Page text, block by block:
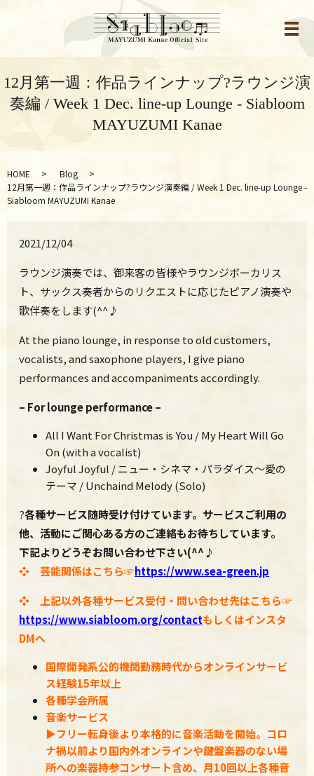
メ
12月第一週：作品ラインナップ?ラウンジ演
奏編 / Week 1 Dec. line-up Lounge - Siabloom
MAYUZUMI Kanae
HOME
Blog
12月第一週：作品ラインナップ?ラウンジ演奏編 / Week 1 Dec. line-up Lounge -
Siabloom MAYUZUMI Kanae
2021/12/04
ラウンジ演奏では、御来客の皆様やラウンジボーカリス
ト、サックス奏者からのリクエストに応じたピアノ演奏や
歌伴奏をします(^^♪
At the piano lounge, in response to old customers,
vocalists, and saxophone players, I give piano
performances and accompanimentsaccordingly.
– For lounge performance –
All I Want For Christmas is You / My Heart Will Go
On (with a vocalist)
Joyful Joyful / ニュー・シネマ・パラダイス～愛の
テーマ / Unchaind Melody (Solo)
?各種サービス随時受け付けています。サービスご利用の
他、活動にご関心ある方のご連絡もお待ちしています。
下記よりどうぞお問い合わせ下さい(^^♪
❖ 芸能関係はこちら☞https://www.sea-green.jp
❖ 上記以外各種サービス受付・問い合わせ先はこちら☞
https://www.siabloom.org/contactもしくはインスタ
DMへ
国際開発系公的機関勤務時代からオンラインサービ
ス経験15年以上
各種学会所属
音楽サービス
▶フリー転身後より本格的に音楽活動を開始。コロ
ナ禍以前より国内外オンラインや鍵盤楽器のない場
所への楽器持参コンサート含め、月10回以上各種音